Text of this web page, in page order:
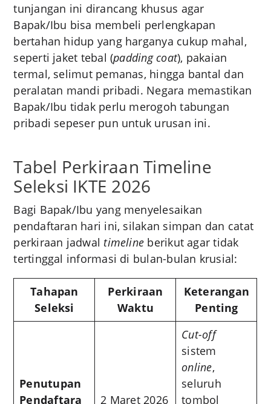
tunjangan ini dirancang khusus agar
Bapak/Ibu bisa membeli perlengkapan
bertahan hidup yang harganya cukup mahal,
seperti jaket tebal (padding coat), pakaian
termal, selimut pemanas, hingga bantal dan
peralatan mandi pribadi. Negara memastikan
Bapak/Ibu tidak perlu merogoh tabungan
pribadi sepeser pun untuk urusan ini.
Tabel Perkiraan Timeline
Seleksi IKTE 2026
Bagi Bapak/Ibu yang menyelesaikan
pendaftaran hari ini, silakan simpan dan catat
perkiraan jadwal timeline berikut agar tidak
tertinggal informasi di bulan-bulan krusial:
Tahapan
Seleksi
Perkiraan
Waktu
Keterangan
Penting
Penutupan
Pendaftara
2 Maret 2026
Cut-off
sistem
online,
seluruh
tombol